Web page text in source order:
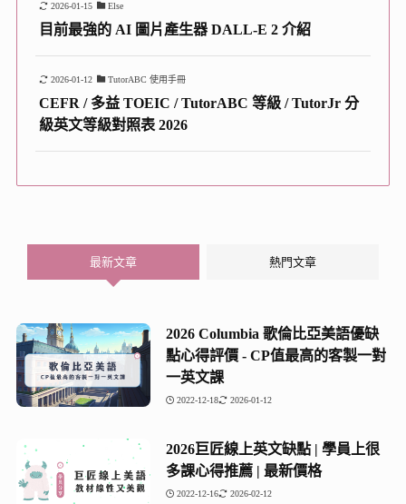
2026-01-15 Else
目前最強的 AI 圖片產生器 DALL-E 2 介紹
2026-01-12 TutorABC 使用手冊
CEFR / 多益 TOEIC / TutorABC 等級 / TutorJr 分
級英文等級對照表 2026
最新文章 熱門文章
2026 Columbia 歌倫比亞美語優缺
點心得評價 - CP值最高的客製一對
一英文課
2022-12-18 2026-01-12
2026巨匠線上英文缺點 | 學員上很
多課心得推薦 | 最新價格
2022-12-16 2026-02-12